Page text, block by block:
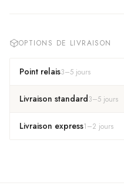
OPTIONS DE LIVRAISON
Point relais3–5 jours
Livraison standard3–5 jours
Livraison express1–2 jours